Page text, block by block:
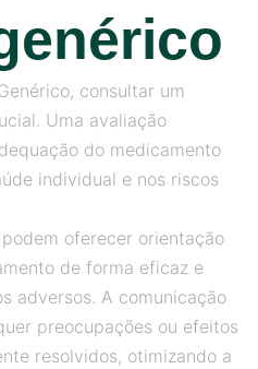
consultar um
Uma avaliação
do medicamento
individual e nos riscos
oferecer orientação
de forma eficaz e
adversos. A comunicação
preocupações ou efeitos
resolvidos, otimizando a